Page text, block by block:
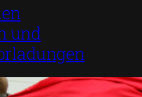
und